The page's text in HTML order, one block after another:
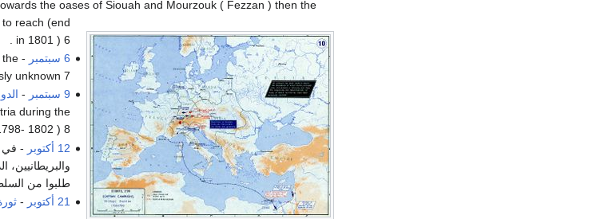
the oases of Siouah and Mourzouk ( Fezzan ) then the
reach (end
in 1801 ) 6 .
6 سبتمبر
the
unknown 7 .
9 سبتمبر
-
during the
1802 ) 8 .
12 أكتوبر
- في
طلبوا من
21 أكتوبر
-